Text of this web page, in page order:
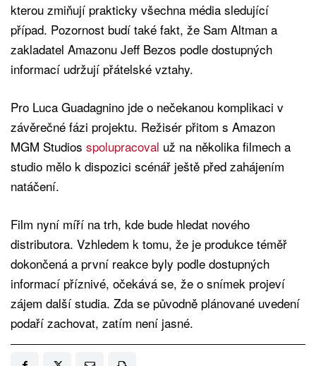
kterou zmiňují prakticky všechna média sledující
případ. Pozornost budí také fakt, že Sam Altman a
zakladatel Amazonu Jeff Bezos podle dostupných
informací udržují přátelské vztahy.
Pro Luca Guadagnino jde o nečekanou komplikaci v
závěrečné fázi projektu. Režisér přitom s Amazon
MGM Studios spolupracoval už na několika filmech a
studio mělo k dispozici scénář ještě před zahájením
natáčení.
Film nyní míří na trh, kde bude hledat nového
distributora. Vzhledem k tomu, že je produkce téměř
dokončená a první reakce byly podle dostupných
informací příznivé, očekává se, že o snímek projeví
zájem další studia. Zda se původně plánované uvedení
podaří zachovat, zatím není jasné.